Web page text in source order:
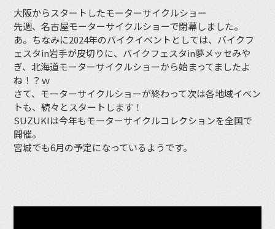
大阪からスタートしたモーターサイクルショー
先週、名古屋モーターサイクルショーで閉幕しました。
あ。ちなみに2024年のバイクイベントとしては、バイクフ
ェスタin岩手が皮切りに、バイクフェスタin夢メッセみや
ぎ、北海道モーターサイクルショーから始まってましたよ
ね！？ｗ
さて、モーターサイクルショーが終わって次は各地域イベン
トも、続々とスタートします！
SUZUKIは今年もモーターサイクルコレクションを全国で
開催。
宮城でも6月の予定になっているようです。